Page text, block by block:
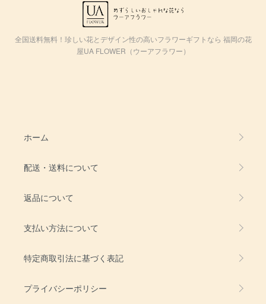
全国送料無料！珍しい花とデザイン性の高いフラワーギフトなら 福岡の花
屋UA FLOWER（ウーアフラワー）
ホーム
配送・送料について
返品について
支払い方法について
特定商取引法に基づく表記
プライバシーポリシー